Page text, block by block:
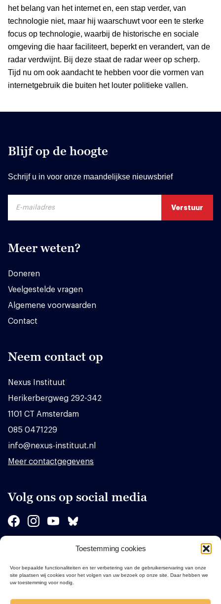
Toestemming cookies
Voor bepaalde functionaliteiten en ter verbetering van de gebruikerservaring van onze
site plaatsen wij cookies voor het volgen van uw bezoek op onze site. Daar hebben we
uw toestemming voor nodig.
het belang van het internet en, een stap verder, van
technologie niet, maar hij waarschuwt voor een te sterke
focus op technologie, waarbij de historische en sociale
omgeving die haar faciliteert, beperkt en verandert, van de
radar verdwijnt. Bij deze staat de radar weer op scherp.
Tijd nu om ook aandacht te hebben voor die vormen van
internetgebruik die buiten het louter politieke vallen.
Blijf op de hoogte
Schrijf u in voor onze maandelijkse nieuwsbrief
Meer weten?
Doneren
Veelgestelde vragen
Algemene voorwaarden
Contact
Neem contact op
Nexus Instituut
Herikerbergweg 292-342
1101 CT Amsterdam
085 0471229
info@nexus-instituut.nl
Meer contactgegevens
Volg ons op social media